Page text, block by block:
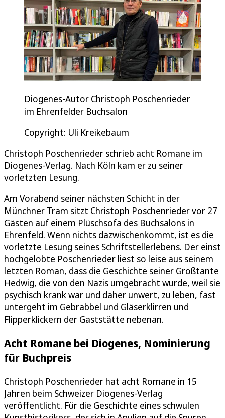
Diogenes-Autor Christoph Poschenrieder
im Ehrenfelder Buchsalon
Copyright: Uli Kreikebaum
Christoph Poschenrieder schrieb acht Romane im
Diogenes-Verlag. Nach Köln kam er zu seiner
vorletzten Lesung.
Am Vorabend seiner nächsten Schicht in der
Münchner Tram sitzt Christoph Poschenrieder vor 27
Gästen auf einem Plüschsofa des Buchsalons in
Ehrenfeld. Wenn nichts dazwischenkommt, ist es die
vorletzte Lesung seines Schriftstellerlebens. Der einst
hochgelobte Poschenrieder liest so leise aus seinem
letzten Roman, dass die Geschichte seiner Großtante
Hedwig, die von den Nazis umgebracht wurde, weil sie
psychisch krank war und daher unwert, zu leben, fast
untergeht im Gebrabbel und Gläserklirren und
Flipperklickern der Gaststätte nebenan.
Acht Romane bei Diogenes, Nominierung
für Buchpreis
Christoph Poschenrieder hat acht Romane in 15
Jahren beim Schweizer Diogenes-Verlag
veröffentlicht. Für die Geschichte eines schwulen